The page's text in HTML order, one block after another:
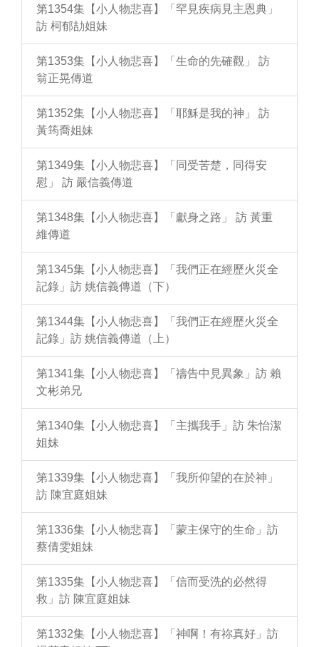
第1354集【小人物悲喜】「罕見疾病見主恩典」
訪 柯郁劼姐妹
第1353集【小人物悲喜】「生命的先確觀」 訪
翁正晃傳道
第1352集【小人物悲喜】「耶穌是我的神」 訪
黃筠喬姐妹
第1349集【小人物悲喜】「同受苦楚，同得安
慰」 訪 嚴信義傳道
第1348集【小人物悲喜】「獻身之路」 訪 黃重
維傳道
第1345集【小人物悲喜】「我們正在經歷火災全
記錄」訪 姚信義傳道（下）
第1344集【小人物悲喜】「我們正在經歷火災全
記錄」訪 姚信義傳道（上）
第1341集【小人物悲喜】「禱告中見異象」訪 賴
文彬弟兄
第1340集【小人物悲喜】「主攜我手」訪 朱怡潔
姐妹
第1339集【小人物悲喜】「我所仰望的在於神」
訪 陳宜庭姐妹
第1336集【小人物悲喜】「蒙主保守的生命」訪
蔡倩雯姐妹
第1335集【小人物悲喜】「信而受洗的必然得
救」訪 陳宜庭姐妹
第1332集【小人物悲喜】「神啊！有祢真好」訪